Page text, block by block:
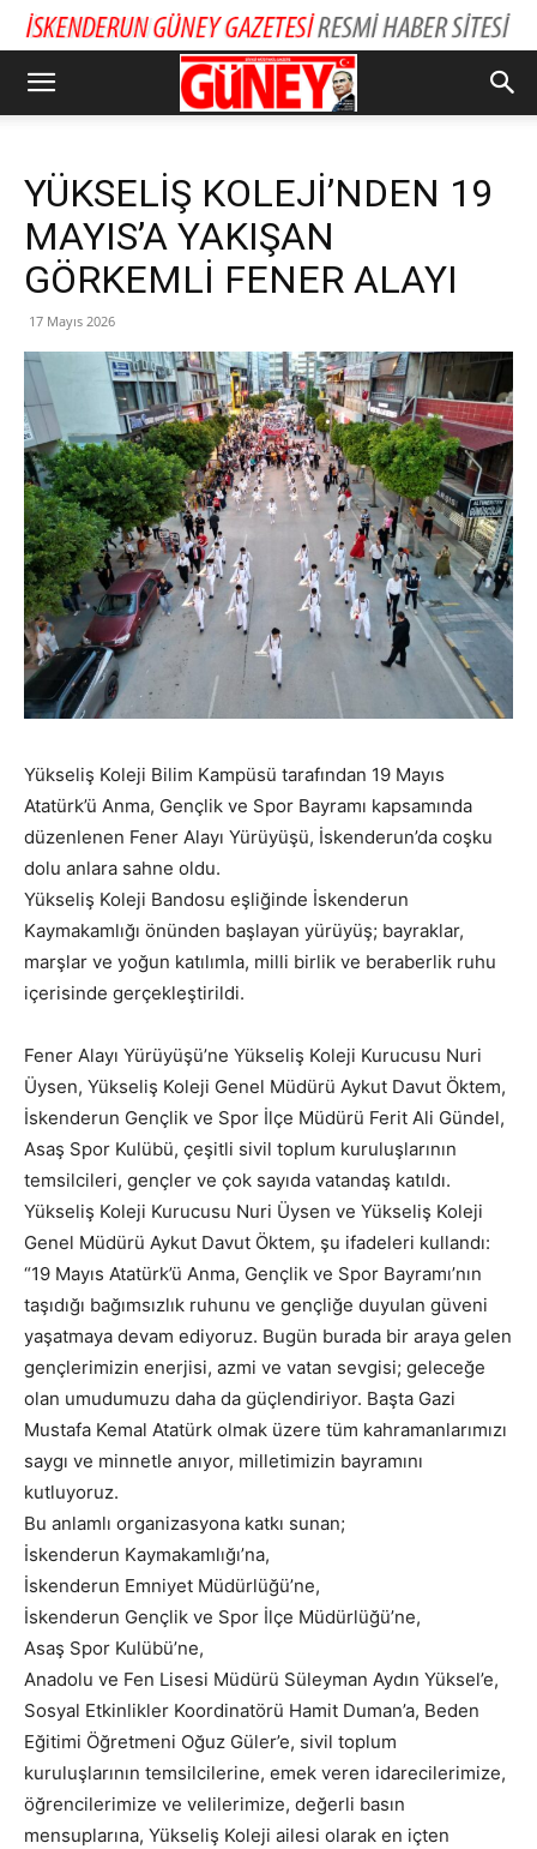
YÜKSELİŞ KOLEJİ’NDEN 19
MAYIS’A YAKIŞAN
GÖRKEMLİ FENER ALAYI
17 Mayıs 2026
Yükseliş Koleji Bilim Kampüsü tarafından 19 Mayıs
Atatürk’ü Anma, Gençlik ve Spor Bayramı kapsamında
düzenlenen Fener Alayı Yürüyüşü, İskenderun’da coşku
dolu anlara sahne oldu.
Yükseliş Koleji Bandosu eşliğinde İskenderun
Kaymakamlığı önünden başlayan yürüyüş; bayraklar,
marşlar ve yoğun katılımla, milli birlik ve beraberlik ruhu
içerisinde gerçekleştirildi.
Fener Alayı Yürüyüşü’ne Yükseliş Koleji Kurucusu Nuri
Üysen, Yükseliş Koleji Genel Müdürü Aykut Davut Öktem,
İskenderun Gençlik ve Spor İlçe Müdürü Ferit Ali Gündel,
Asaş Spor Kulübü, çeşitli sivil toplum kuruluşlarının
temsilcileri, gençler ve çok sayıda vatandaş katıldı.
Yükseliş Koleji Kurucusu Nuri Üysen ve Yükseliş Koleji
Genel Müdürü Aykut Davut Öktem, şu ifadeleri kullandı:
“19 Mayıs Atatürk’ü Anma, Gençlik ve Spor Bayramı’nın
taşıdığı bağımsızlık ruhunu ve gençliğe duyulan güveni
yaşatmaya devam ediyoruz. Bugün burada bir araya gelen
gençlerimizin enerjisi, azmi ve vatan sevgisi; geleceğe
olan umudumuzu daha da güçlendiriyor. Başta Gazi
Mustafa Kemal Atatürk olmak üzere tüm kahramanlarımızı
saygı ve minnetle anıyor, milletimizin bayramını
kutluyoruz.
Bu anlamlı organizasyona katkı sunan;
İskenderun Kaymakamlığı’na,
İskenderun Emniyet Müdürlüğü’ne,
İskenderun Gençlik ve Spor İlçe Müdürlüğü’ne,
Asaş Spor Kulübü’ne,
Anadolu ve Fen Lisesi Müdürü Süleyman Aydın Yüksel’e,
Sosyal Etkinlikler Koordinatörü Hamit Duman’a, Beden
Eğitimi Öğretmeni Oğuz Güler’e, sivil toplum
kuruluşlarının temsilcilerine, emek veren idarecilerimize,
öğrencilerimize ve velilerimize, değerli basın
mensuplarına, Yükseliş Koleji ailesi olarak en içten